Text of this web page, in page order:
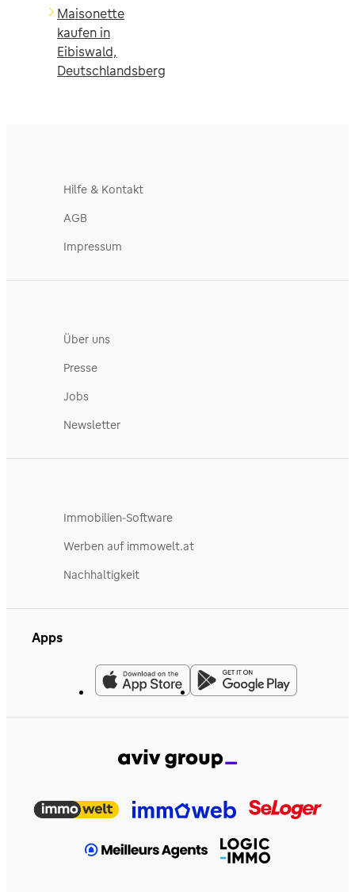
Maisonette
kaufen in
Eibiswald,
Deutschlandsberg
Hilfe & Kontakt
AGB
Impressum
Über uns
Presse
Jobs
Newsletter
Immobilien-Software
Werben auf immowelt.at
Nachhaltigkeit
Apps